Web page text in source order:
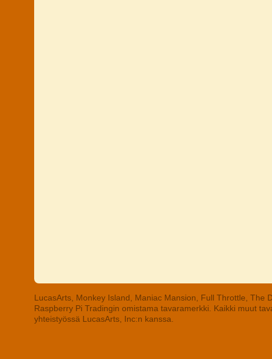
LucasArts, Monkey Island, Maniac Mansion, Full Throttle, The
Raspberry Pi Tradingin omistama tavaramerkki. Kaikki muut
yhteistyössä LucasArts, Inc:n kanssa.